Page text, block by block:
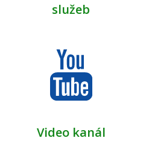
služeb
Video kanál